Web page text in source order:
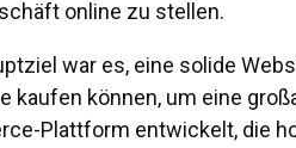
online zu stellen.
war es, eine solide
kaufen können, um eine
Plattform entwickelt, die